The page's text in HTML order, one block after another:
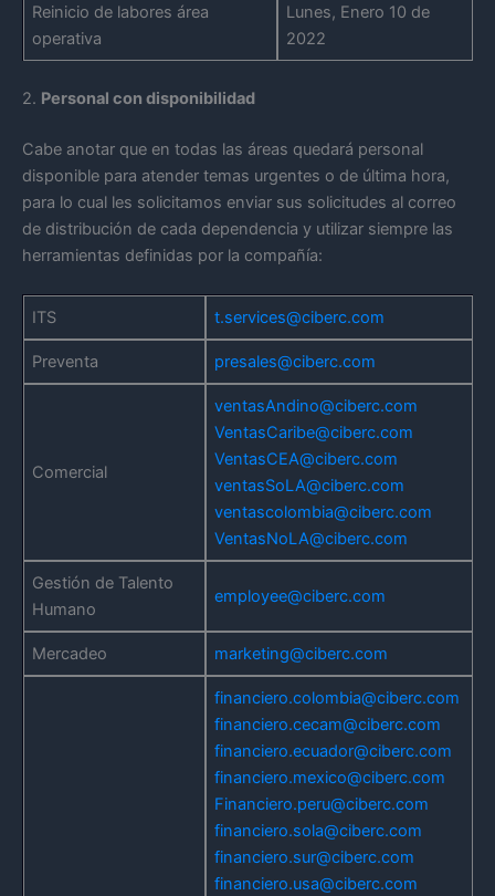
Reinicio de labores área
operativa
Lunes, Enero 10 de
2022
2. Personal con disponibilidad
Cabe anotar que en todas las áreas quedará personal
disponible para atender temas urgentes o de última hora,
para lo cual les solicitamos enviar sus solicitudes al correo
de distribución de cada dependencia y utilizar siempre las
herramientas definidas por la compañía:
ITS t.services@ciberc.com
Preventa presales@ciberc.com
Comercial
ventasAndino@ciberc.com
VentasCaribe@ciberc.com
VentasCEA@ciberc.com
ventasSoLA@ciberc.com
ventascolombia@ciberc.com
VentasNoLA@ciberc.com
Gestión de Talento
Humano
employee@ciberc.com
Mercadeo marketing@ciberc.com
financiero.colombia@ciberc.com
financiero.cecam@ciberc.com
financiero.ecuador@ciberc.com
financiero.mexico@ciberc.com
Financiero.peru@ciberc.com
financiero.sola@ciberc.com
financiero.sur@ciberc.com
financiero.usa@ciberc.com